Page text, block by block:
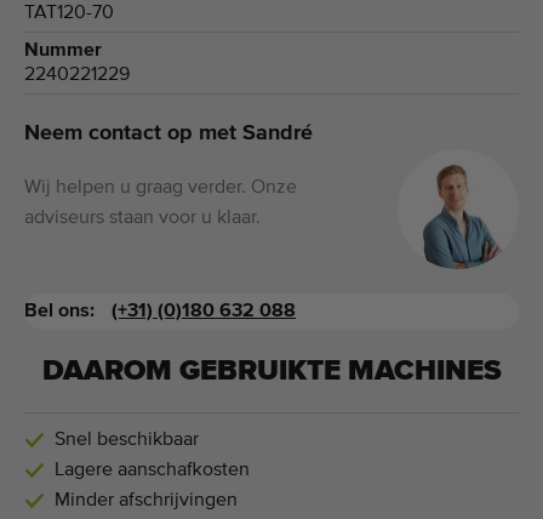
TAT120-70
Nummer
2240221229
Neem contact op met Sandré
Wij helpen u graag verder. Onze
adviseurs staan voor u klaar.
Bel ons: (+31) (0)180 632 088
DAAROM GEBRUIKTE MACHINES
Snel beschikbaar
Lagere aanschafkosten
Minder afschrijvingen